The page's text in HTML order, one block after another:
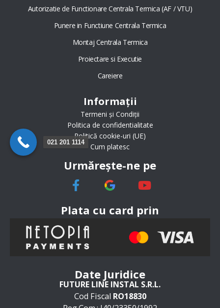
Autorizatie de Functionare Centrala Termica (AF / VTU)
Punere in Functiune Centrala Termica
Montaj Centrala Termica
Proiectare si Executie
Careiere
Informații
Termeni și Condiții
Politica de confidentialitate
Politică cookie-uri (UE)
Cum platesc
Urmărește-ne pe
Plata cu card prin
Date Juridice
FUTURE LINE INSTAL S.R.L.
Cod Fiscal RO18830
021 201 1114